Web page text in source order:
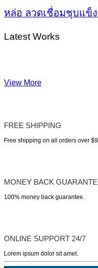
หล่อ ลวดเชื่อมชุบแข็
Latest Works
View More
FREE SHIPPING
Free shipping on all orders over
MONEY BACK
100% money back guarantee.
ONLINE SUPPORT 24/7
Lorem ipsum dolor sit amet.